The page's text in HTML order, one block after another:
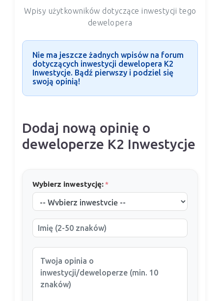
Wpisy użytkowników dotyczące inwestycji tego
dewelopera
Nie ma jeszcze żadnych wpisów na forum
dotyczących inwestycji dewelopera K2
Inwestycje. Bądź pierwszy i podziel się
swoją opinią!
Dodaj nową opinię o
deweloperze K2 Inwestycje
Wybierz inwestycję:*